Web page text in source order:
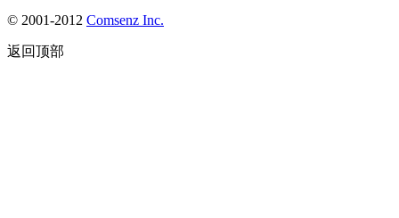
© 2001-2012 Comsenz Inc.
返回顶部